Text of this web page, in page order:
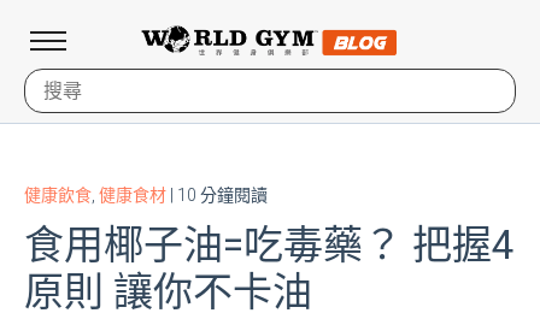
健康飲食 健康食材 | 10 分鐘閱讀
食用椰子油=吃毒藥？ 把握4
原則 讓你不卡油